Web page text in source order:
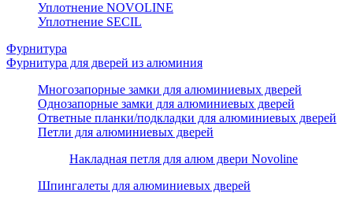
Уплотнение NOVOLINE
Уплотнение SECIL
Фурнитура
Фурнитура для дверей из алюминия
Многозапорные замки для алюминиевых дверей
Однозапорные замки для алюминиевых дверей
Ответные планки/подкладки для алюминиевых дверей
Петли для алюминиевых дверей
Накладная петля для алюм двери Novoline
Шпингалеты для алюминиевых дверей